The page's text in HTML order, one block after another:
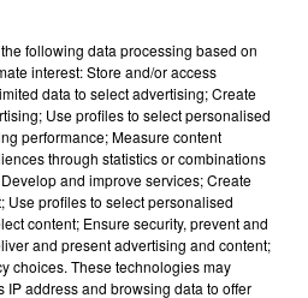
au Refuge La
profiter jusqu'à 22h00 les
following data processing based on
interest: Store and/or access
data to select advertising; Create
Use profiles to select personalised
performance; Measure content
through statistics or combinations
and improve services; Create
Use profiles to select personalised
content; Ensure security, prevent and
and present advertising and content;
choices. These technologies may
address and browsing data to offer